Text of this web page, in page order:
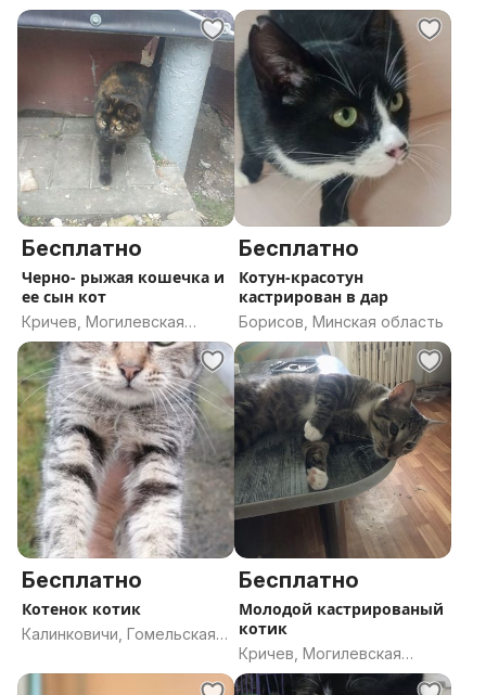
область
Бесплатно
Черно- рыжая кошечка и
ее сын кот
Кричев, Могилевская
область
Бесплатно
Котун-красотун
кастрирован в дар
Борисов, Минская область
Бесплатно
Котенок котик
Калинковичи, Гомельская
Бесплатно
Молодой кастрированый
котик
Кричев, Могилевская
область